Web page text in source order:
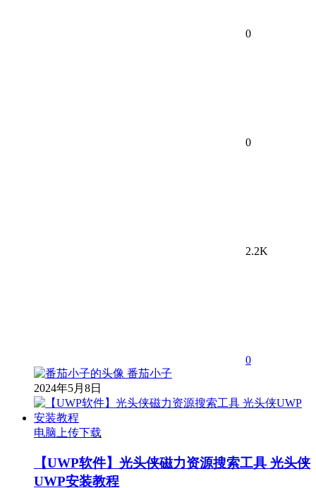
0
0
2.2K
0
番茄小子
2024年5月8日
电脑上传下载
【UWP软件】光头侠磁力资源搜索工具 光头侠
UWP安装教程